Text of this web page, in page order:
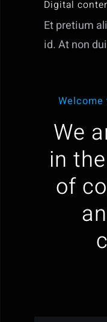
Digital
Et pretium
id. At non
We
in
of